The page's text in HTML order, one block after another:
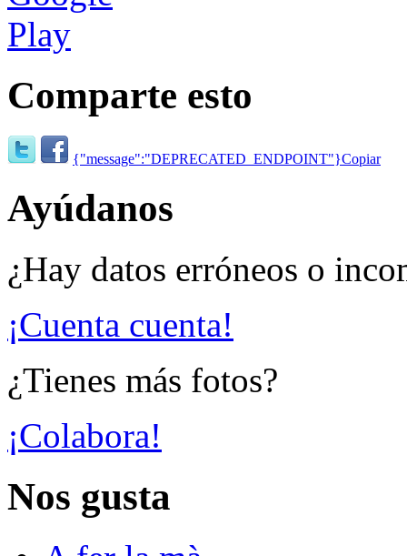
Comparte esto
{"message":"DEPRECATED_ENDPOINT"}Copiar
Ayúdanos
¿Hay datos erróneos o
¡Cuenta cuenta!
¿Tienes más fotos?
¡Colabora!
Nos gusta